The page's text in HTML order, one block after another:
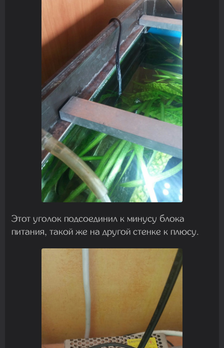
Этот уголок подсоединил к минусу блока
питания, такой же на другой стенке к плюсу.